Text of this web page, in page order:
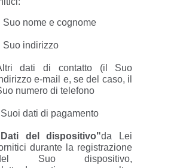
Il Suo nome e cognome
Il Suo indirizzo
dati di contatto (il Suo
e-mail e, se del caso, il
numero di telefono
I Suoi dati di pagamento
del dispositivo"da Lei
durante la registrazione
Suo dispositivo,